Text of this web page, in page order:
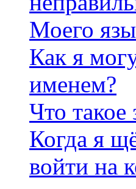
Моего
Как я
именем?
Что такое
Когда я
войти на